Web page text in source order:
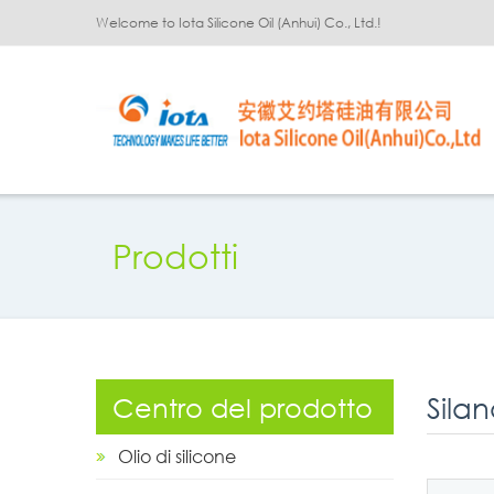
Welcome to Iota Silicone Oil (Anhui) Co., Ltd.!
Prodotti
Centro del prodotto
Olio di silicone